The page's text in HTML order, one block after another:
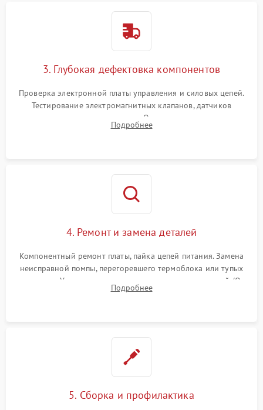
3. Глубокая дефектовка компонентов
Проверка электронной платы управления и силовых цепей.
Тестирование электромагнитных клапанов, датчиков
температуры и расходомера. Оценка степени износа
жерновов кофемолки, уплотнительных колец гидросистемы
Подробнее
4. Ремонт и замена деталей
Компонентный ремонт платы, пайка цепей питания. Замена
неисправной помпы, перегоревшего термоблока или тупых
жерновов. Установка новых силиконовых уплотнителей (O-
ring) и тефлоновых трубок для надежного устранения
Подробнее
5. Сборка и профилактика